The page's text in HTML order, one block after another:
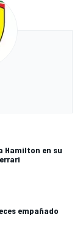
Hamilton en su
empañado